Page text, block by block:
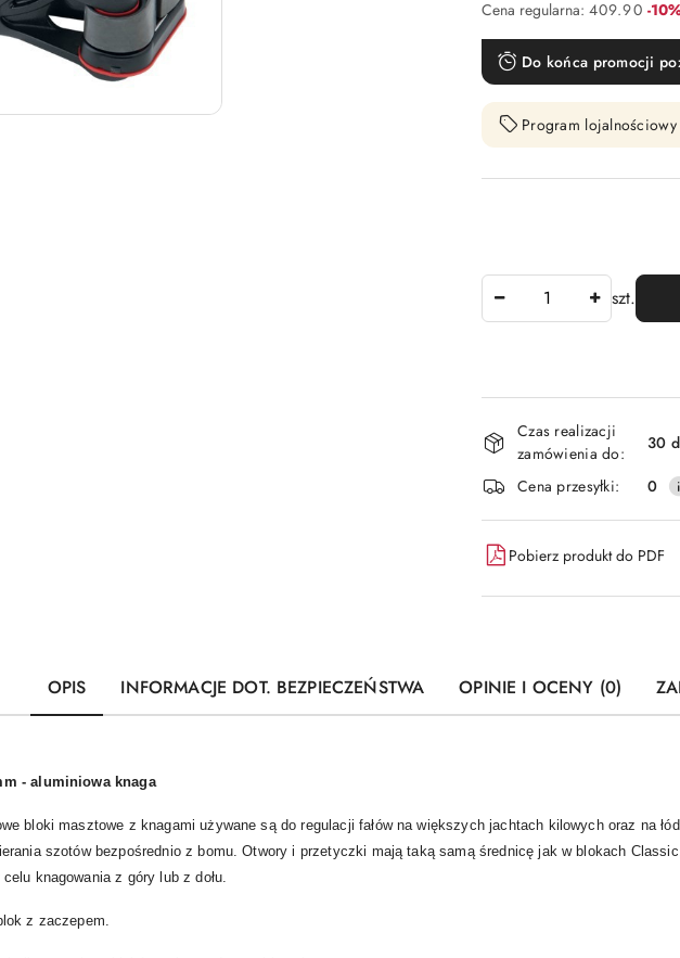
Cena regularna: 409.90 -
Do końca promocji
Program
szt.
Dostępność
i
dostawa
Czas realizacji
zamówienia do:
30
Cena przesyłki:
0
Pobierz produkt do PDF
OPIS INFORMACJE DOT. BEZPIECZEŃSTWA OPINIE I OCENY (0)
- aluminiowa knaga
bloki masztowe z knagami używane są do regulacji fałów na większych jachtach kilowych oraz na
szotów bezpośrednio z bomu. Otwory i przetyczki mają taką samą średnicę jak w blokach
knagowania z góry lub z dołu.
z zaczepem.